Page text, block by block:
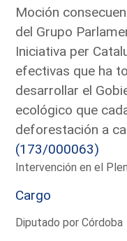
Moción
del Grupo
Iniciativa per
efectivas que ha
desarrollar el
ecológico que
deforestación a
(173/000063)
Intervención en el
Cargo
Diputado por Córdoba